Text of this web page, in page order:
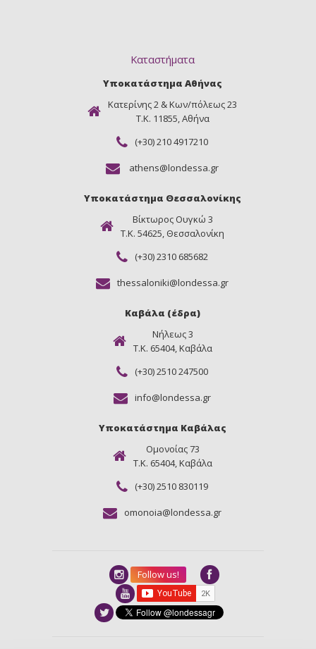
Καταστήματα
Υποκατάστημα Αθήνας
Κατερίνης 2 & Κων/πόλεως 23
Τ.Κ. 11855, Αθήνα
(+30) 210 4917210
athens@londessa.gr
Υποκατάστημα Θεσσαλονίκης
Βίκτωρος Ουγκώ 3
Τ.Κ. 54625, Θεσσαλονίκη
(+30) 2310 685682
thessaloniki@londessa.gr
Καβάλα (έδρα)
Νήλεως 3
Τ.Κ. 65404, Καβάλα
(+30) 2510 247500
info@londessa.gr
Υποκατάστημα Καβάλας
Ομονοίας 73
Τ.Κ. 65404, Καβάλα
(+30) 2510 830119
omonoia@londessa.gr
Follow us!